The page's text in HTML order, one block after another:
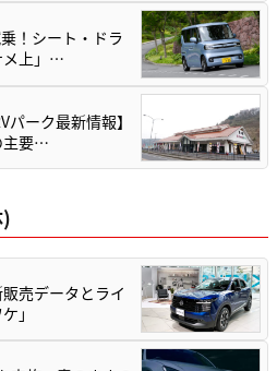
！シート・ドラ
メ上」…
パーク最新情報】
主要…
売データとライ
」